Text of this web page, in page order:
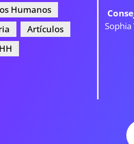
Humanos
Artículos